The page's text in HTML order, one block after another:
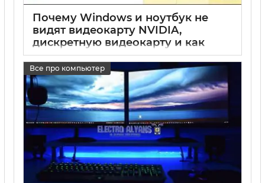
Почему Windows и ноутбук не
видят видеокарту NVIDIA,
дискретную видеокарту и как
решить проблему
17 05 2025 0
Все про компьютер